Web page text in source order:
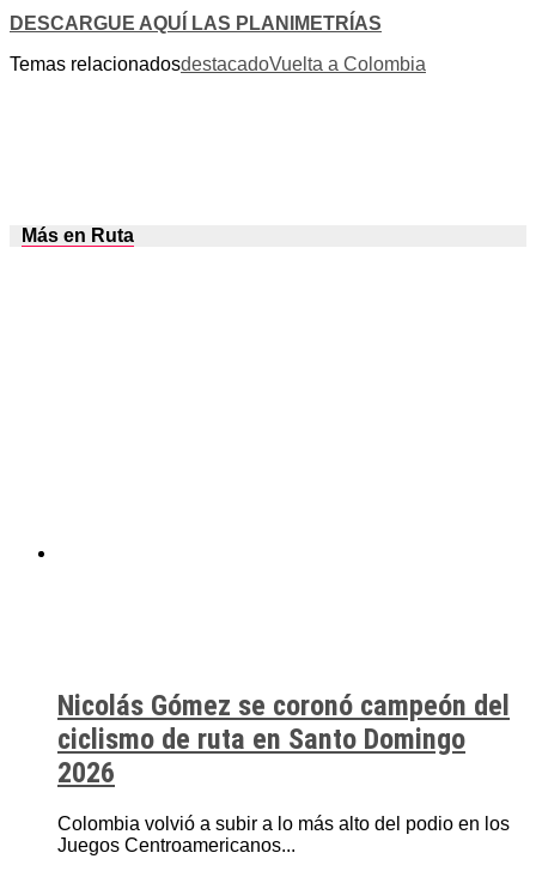
DESCARGUE AQUÍ LAS PLANIMETRÍAS
Temas relacionadosdestacadoVuelta a Colombia
Más en Ruta
Nicolás Gómez se coronó campeón del
ciclismo de ruta en Santo Domingo
2026
Colombia volvió a subir a lo más alto del podio en los
Juegos Centroamericanos...